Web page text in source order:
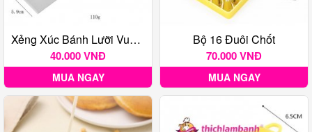
Xẻng Xúc Bánh Lưỡi Vuông Nhỏ
40.000 VNĐ
MUA NGAY
Bộ 16 Đuôi Chốt
70.000 VNĐ
MUA NGAY